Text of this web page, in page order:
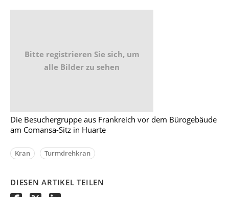
Bitte registrieren Sie sich, um
alle Bilder zu sehen
Die Besuchergruppe aus Frankreich vor dem Bürogebäude
am Comansa-Sitz in Huarte
Kran Turmdrehkran
DIESEN ARTIKEL TEILEN